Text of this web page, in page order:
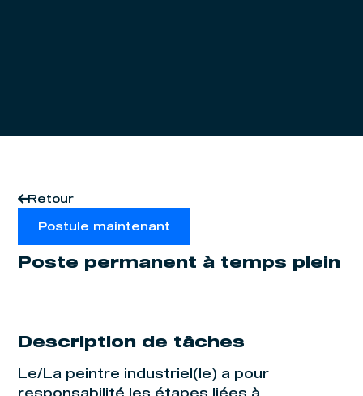
Retour
Postule maintenant
Poste permanent à temps plein
Description de tâches
Le/La peintre industriel(le) a pour
responsabilité les étapes liées à